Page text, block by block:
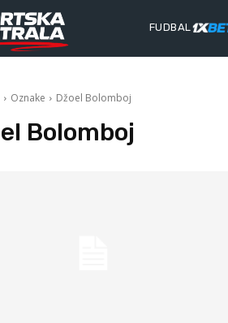
FUDBAL
Oznake Džoel Bolomboj
Bolomboj